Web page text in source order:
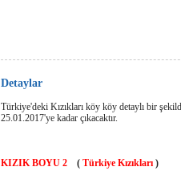
Detaylar
Türkiye'deki Kızıkları köy köy detaylı bir
25.01.2017'ye kadar çıkacaktır.
KIZIK BOYU 2 ( Türkiye Kızıkları )